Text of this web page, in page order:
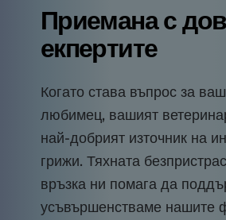
Приемана с
екпертите
Когато става въпрос за
любимец, вашият
най-добрият източник на
грижи. Тяхната
връзка ни помага да
усъвършенстваме нашите